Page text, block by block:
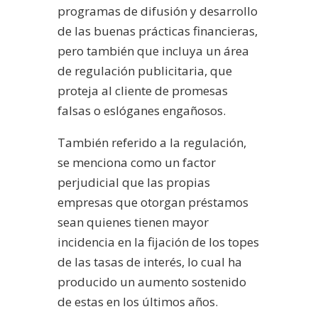
programas de difusión y desarrollo
de las buenas prácticas financieras,
pero también que incluya un área
de regulación publicitaria, que
proteja al cliente de promesas
falsas o eslóganes engañosos.
También referido a la regulación,
se menciona como un factor
perjudicial que las propias
empresas que otorgan préstamos
sean quienes tienen mayor
incidencia en la fijación de los topes
de las tasas de interés, lo cual ha
producido un aumento sostenido
de estas en los últimos años.